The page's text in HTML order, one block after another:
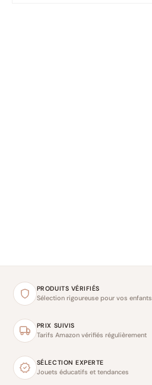
PRODUITS VÉRIFIÉS
Sélection rigoureuse pour vos enfants
PRIX SUIVIS
Tarifs Amazon vérifiés régulièrement
SÉLECTION EXPERTE
Jouets éducatifs et tendances